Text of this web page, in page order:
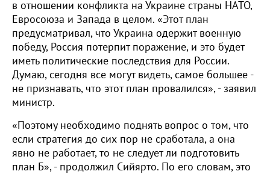
в отношении конфликта на Украине страны НАТО,
Евросоюза и Запада в целом. «Этот план
предусматривал, что Украина одержит военную
победу, Россия потерпит поражение, и это будет
иметь политические последствия для России.
Думаю, сегодня все могут видеть, самое большее -
не признавать, что этот план провалился», - заявил
министр.
«Поэтому необходимо поднять вопрос о том, что
если стратегия до сих пор не сработала, а она
явно не работает, то не следует ли подготовить
план Б», - продолжил Сийярто. По его словам, это